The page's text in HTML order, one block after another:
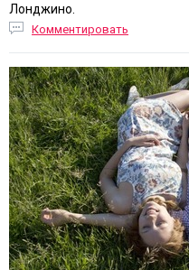
Лонджино.
Комментировать